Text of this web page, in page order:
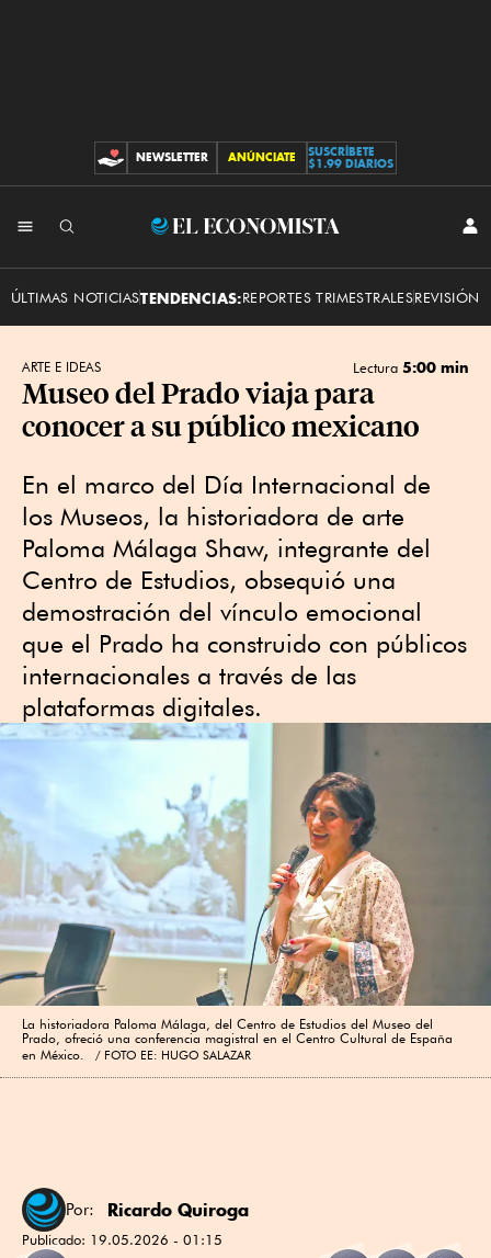
CONTRIBUCIONES
NEWSLETTER ANÚNCIATE
SUSCRÍBETE
$1.99 DIARIOS
El
ÚLTIMAS NOTICIASTENDENCIAS:REPORTES TRIMESTRALESREVISIÓN
ARTE E IDEAS Lectura 5:00 min
Museo del Prado viaja para
conocer a su público mexicano
En el marco del Día Internacional de
los Museos, la historiadora de arte
Paloma Málaga Shaw, integrante del
Centro de Estudios, obsequió una
demostración del vínculo emocional
que el Prado ha construido con públicos
internacionales a través de las
plataformas digitales.
La historiadora Paloma Málaga, del Centro de Estudios del Museo del
Prado, ofreció una conferencia magistral en el Centro Cultural de España
en México.
FOTO EE: HUGO SALAZAR
Por: Ricardo Quiroga
Publicado: 19.05.2026 - 01:15